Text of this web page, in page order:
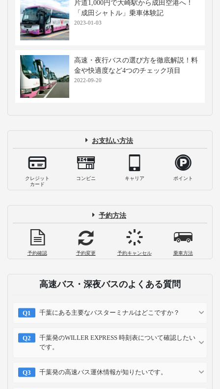
片道1,000円で大崎駅から成田空港へ！
「成田シャトル」乗車体験記
2023-01-03
高速・夜行バスの選び方を徹底解説！料
金や快適度など4つのチェック項目
2022-09-20
お支払い方法
クレジット
カード
コンビニ キャリア ポイント
予約方法
予約確認 予約変更 予約キャンセル 乗車方法
高速バス・深夜バスのよくある質問
千葉にある主要なバスターミナルはどこですか？
千葉発のWILLER EXPRESS 時刻表について確認したい
です。
千葉発の高速バス運休情報が知りたいです。